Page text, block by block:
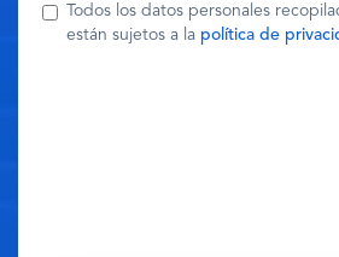
Todos los datos personales
están sujetos a la política de